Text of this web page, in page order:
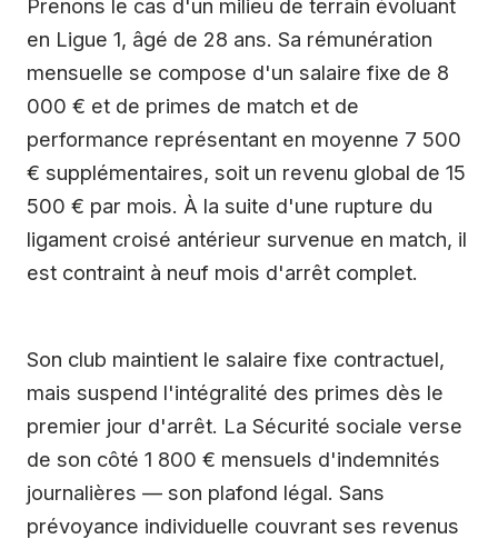
Prenons le cas d'un milieu de terrain évoluant
en Ligue 1, âgé de 28 ans. Sa rémunération
mensuelle se compose d'un salaire fixe de 8
000 € et de primes de match et de
performance représentant en moyenne 7 500
€ supplémentaires, soit un revenu global de 15
500 € par mois. À la suite d'une rupture du
ligament croisé antérieur survenue en match, il
est contraint à neuf mois d'arrêt complet.
Son club maintient le salaire fixe contractuel,
mais suspend l'intégralité des primes dès le
premier jour d'arrêt. La Sécurité sociale verse
de son côté 1 800 € mensuels d'indemnités
journalières — son plafond légal. Sans
prévoyance individuelle couvrant ses revenus